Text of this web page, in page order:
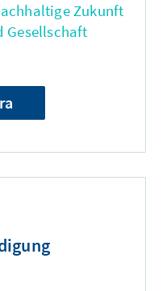
Zukunft
Gesellschaft